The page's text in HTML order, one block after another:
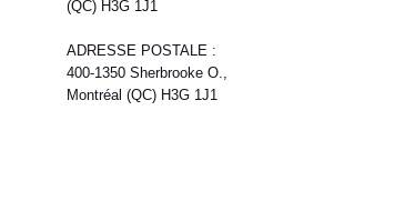
(QC) H3G 1J1
ADRESSE POSTALE :
400-1350 Sherbrooke O.,
Montréal (QC) H3G 1J1